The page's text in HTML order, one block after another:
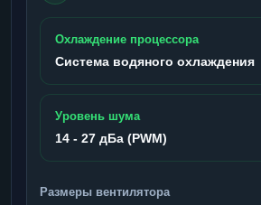
Охлаждение процессора
Система водяного охлаждения
Уровень шума
14 - 27 дБа (PWM)
Размеры вентилятора